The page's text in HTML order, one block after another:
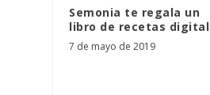
Semonia te regala un
libro de recetas digital
7 de mayo de 2019